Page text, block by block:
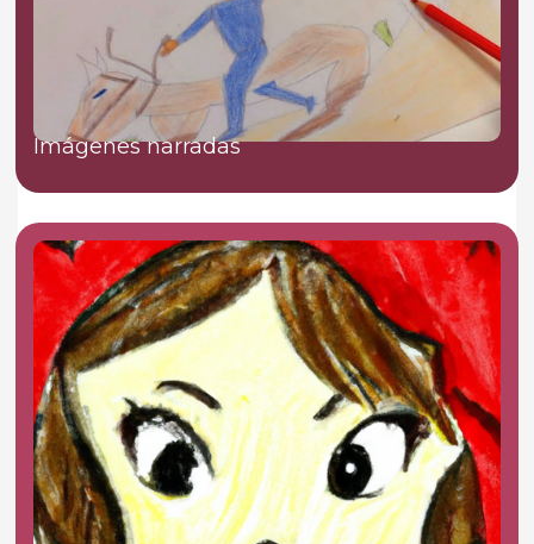
Imágenes narradas